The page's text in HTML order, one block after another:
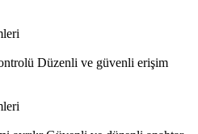
Düzenli ve güvenli erişim